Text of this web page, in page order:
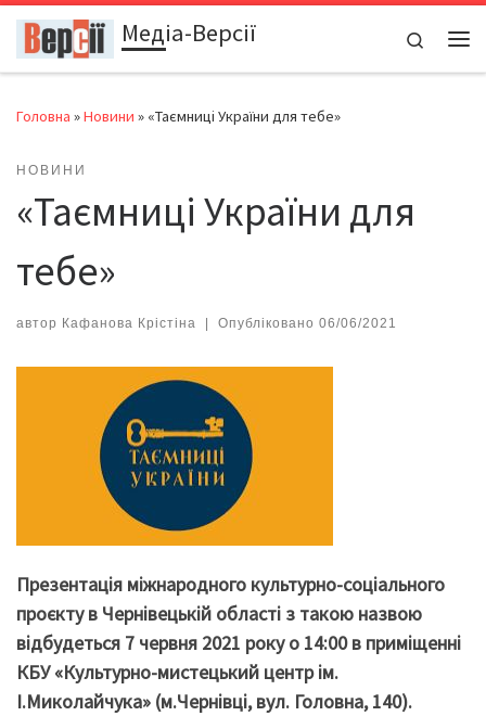
Перейти до вмістуМедіа-Версії
Search
Головна »Новини » «Таємниці України для тебе»
НОВИНИ
«Таємниці України для
тебе»
автор Кафанова Крістіна | Опубліковано 06/06/2021
Презентація міжнародного культурно-соціального
проєкту в Чернівецькій області з такою назвою
відбудеться 7 червня 2021 року о 14:00 в приміщенні
КБУ «Культурно-мистецький центр ім.
І.Миколайчука» (м.Чернівці, вул. Головна, 140).